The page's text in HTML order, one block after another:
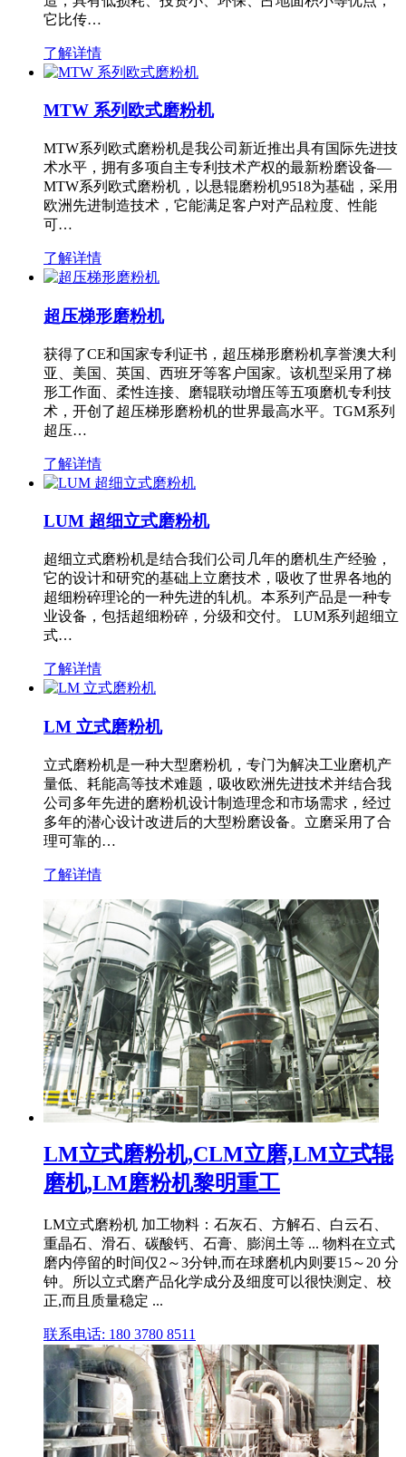
它比传…
了解详情
MTW 系列欧式磨粉机
MTW系列欧式磨粉机是我公司新近推出具有国际先进技
术水平，拥有多项自主专利技术产权的最新粉磨设备—
MTW系列欧式磨粉机，以悬辊磨粉机9518为基础，采用
欧洲先进制造技术，它能满足客户对产品粒度、性能
可…
了解详情
超压梯形磨粉机
获得了CE和国家专利证书，超压梯形磨粉机享誉澳大利
亚、美国、英国、西班牙等客户国家。该机型采用了梯
形工作面、柔性连接、磨辊联动增压等五项磨机专利技
术，开创了超压梯形磨粉机的世界最高水平。TGM系列
超压…
了解详情
LUM 超细立式磨粉机
超细立式磨粉机是结合我们公司几年的磨机生产经验，
它的设计和研究的基础上立磨技术，吸收了世界各地的
超细粉碎理论的一种先进的轧机。本系列产品是一种专
业设备，包括超细粉碎，分级和交付。 LUM系列超细立
式…
了解详情
LM 立式磨粉机
立式磨粉机是一种大型磨粉机，专门为解决工业磨机产
量低、耗能高等技术难题，吸收欧洲先进技术并结合我
公司多年先进的磨粉机设计制造理念和市场需求，经过
多年的潜心设计改进后的大型粉磨设备。立磨采用了合
理可靠的…
了解详情
LM立式磨粉机,CLM立磨,LM立式辊
磨机,LM磨粉机黎明重工
LM立式磨粉机 加工物料：石灰石、方解石、白云石、
重晶石、滑石、碳酸钙、石膏、膨润土等 ... 物料在立式
磨内停留的时间仅2～3分钟,而在球磨机内则要15～20 分
钟。所以立式磨产品化学成分及细度可以很快测定、校
正,而且质量稳定 ...
联系电话: 180 3780 8511